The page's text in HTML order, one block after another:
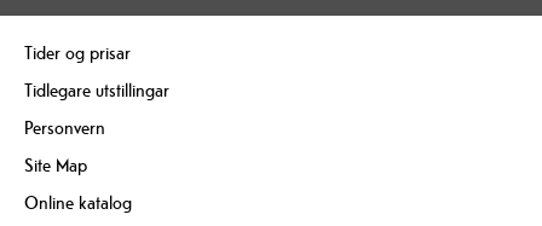
Tider og prisar
Tidlegare utstillingar
Personvern
Site Map
Online katalog